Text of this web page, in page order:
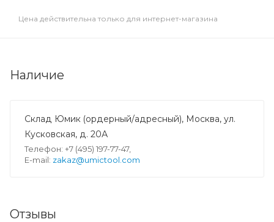
Цена действительна только для интернет-магазина
Наличие
Склад Юмик (ордерный/адресный), Москва, ул.
Кусковская, д. 20А
Телефон: +7 (495) 197-77-47,
E-mail: zakaz@umictool.com
Отзывы